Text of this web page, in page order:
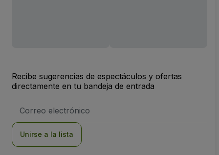
Recibe sugerencias de espectáculos y ofertas
directamente en tu bandeja de entrada
de
Unirse a la lista